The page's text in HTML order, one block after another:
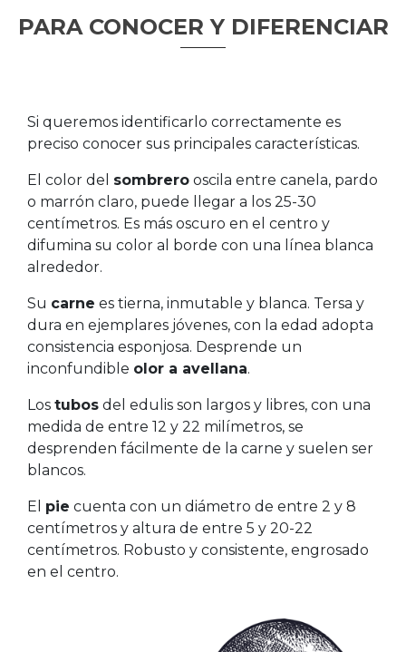
PARA CONOCER Y DIFERENCIAR
Si queremos identificarlo correctamente es
preciso conocer sus principales características.
El color del sombrero oscila entre canela, pardo
o marrón claro, puede llegar a los 25-30
centímetros. Es más oscuro en el centro y
difumina su color al borde con una línea blanca
alrededor.
Su carne es tierna, inmutable y blanca. Tersa y
dura en ejemplares jóvenes, con la edad adopta
consistencia esponjosa. Desprende un
inconfundible olor a avellana.
Los tubos del edulis son largos y libres, con una
medida de entre 12 y 22 milímetros, se
desprenden fácilmente de la carne y suelen ser
blancos.
El pie cuenta con un diámetro de entre 2 y 8
centímetros y altura de entre 5 y 20-22
centímetros. Robusto y consistente, engrosado
en el centro.